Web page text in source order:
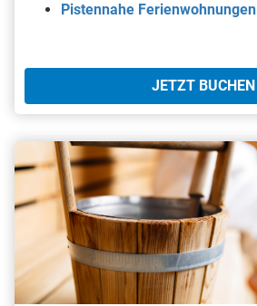
Pistennahe Ferienwohnungen
JETZT BUCHEN